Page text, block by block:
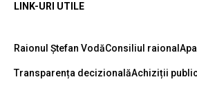
LINK-URI UTILE
Raionul Ștefan VodăConsiliul raional
Transparența decizionalăAchiziții